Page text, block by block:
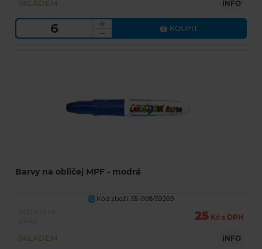
SKLADEM INFO
KOUPIT
Barvy na obličej MPF - modrá
U Kód zboží: 55-008/59269
25 Kč s DPH
SKLADEM INFO